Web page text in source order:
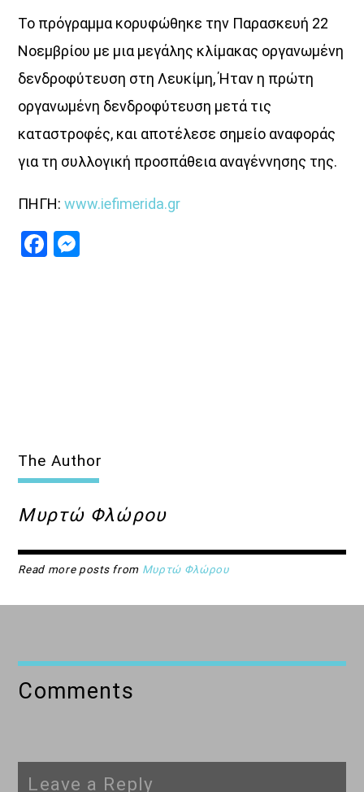
Το πρόγραμμα κορυφώθηκε την Παρασκευή 22
Νοεμβρίου με μια μεγάλης κλίμακας οργανωμένη
δενδροφύτευση στη Λευκίμη, Ήταν η πρώτη
οργανωμένη δενδροφύτευση μετά τις
καταστροφές, και αποτέλεσε σημείο αναφοράς
για τη συλλογική προσπάθεια αναγέννησης της.
ΠΗΓΗ:www.iefimerida.gr
Facebook
The Author
Μυρτώ Φλώρου
Read more posts from Μυρτώ Φλώρου
Comments
Leave a Reply